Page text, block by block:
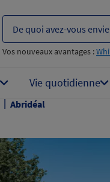
De quoi avez-vous
Vos nouveaux avantages :
Vie quotidienne
| Abridéal